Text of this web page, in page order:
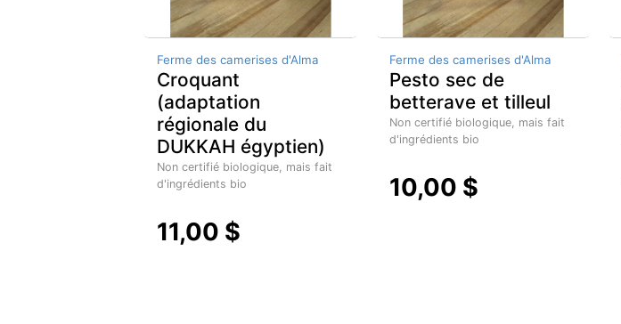
Ferme des camerises d'Alma
Croquant
(adaptation
régionale du
DUKKAH égyptien)
Non certifié biologique, mais fait
d'ingrédients bio
11,00 $
Ferme des camerises d'Alma
Pesto sec de
betterave et tilleul
Non certifié biologique, mais fait
d'ingrédients bio
10,00 $